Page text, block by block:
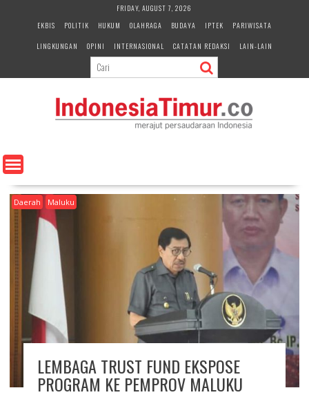
e
n
FRIDAY, AUGUST 7, 2026
EKBIS
POLITIK HUKUM OLAHRAGA BUDAYA IPTEK
PARIWISATA
LINGKUNGAN
OPINI INTERNASIONAL CATATAN REDAKSI LAIN-LAIN
Daerah Maluku
LEMBAGA TRUST FUND EKSPOSE
PROGRAM KE PEMPROV MALUKU